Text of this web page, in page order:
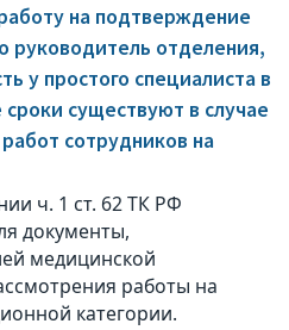
на подтверждение
руководитель отделения,
у простого специалиста в
существуют в случае
сотрудников на
ч. 1 ст. 62 ТК РФ
документы,
медицинской
работы на
категории.